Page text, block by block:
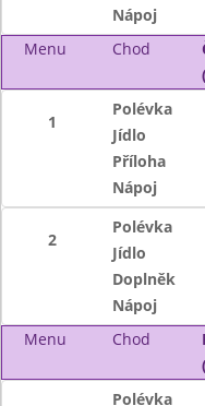
Nápoj
Menu
Chod
1
Polévka
Jídlo
Příloha
Nápoj
2
Polévka
Jídlo
Doplněk
Nápoj
Menu
Chod
Polévka